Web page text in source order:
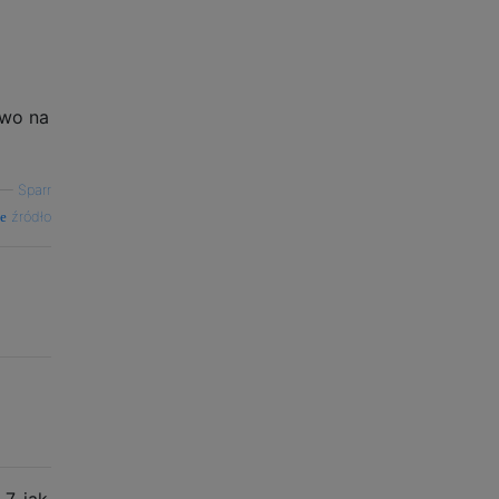
na
Sparr
źródło